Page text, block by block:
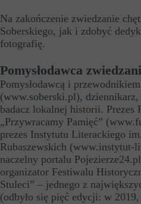
Na zakończenie zwiedzanie
Soberskiego, jak i zdobyć
fotografię.
Pomysłodawca
Pomysłodawcą i
(www.soberski.pl),
badacz lokalnej historii. Prezes
„Przywracamy Pamięć”
prezes Instytutu Literackiego
Rubaszewskich (www.instytut-
naczelny portalu
organizator Festiwalu
Stuleci” – jednego z
(odbyło się pięć edycji: w